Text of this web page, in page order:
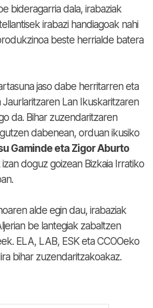
bideragarria dala, irabaziak
irabazi handiagoak nahi
beste herrialde batera
jaso dabe herritarren eta
Lan Ikuskaritzaren
da. Bihar zuzendaritzaren
dabenean, orduan ikusiko
Gaminde eta Zigor Aburto
izan doguz goizean Bizkaia Irratiko
alde egin dau, irabaziak
be lantegiak zabaltzen
ELA, LAB, ESK eta CCOOeko
bihar zuzendaritzakoakaz.